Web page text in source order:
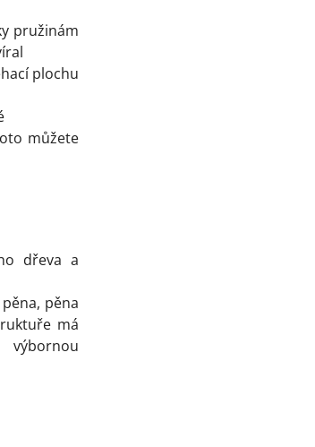
pružinám
plochu
můžete
dřeva a
pěna
má
výbornou